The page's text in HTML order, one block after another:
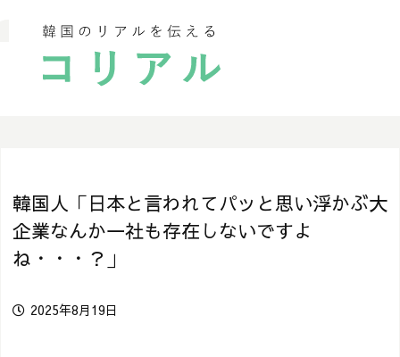
韓国人「日本と言われてパッと思い浮かぶ大
企業なんか一社も存在しないですよ
ね・・・？」
2025年8月19日